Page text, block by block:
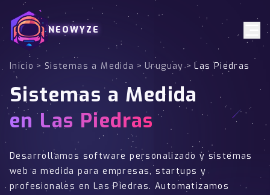
NEOWYZE
Inicio > Sistemas a Medida > Uruguay > Las Piedras
Sistemas a Medida
en Las Piedras
Desarrollamos software personalizado y sistemas
web a medida para empresas, startups y
profesionales en Las Piedras. Automatizamos